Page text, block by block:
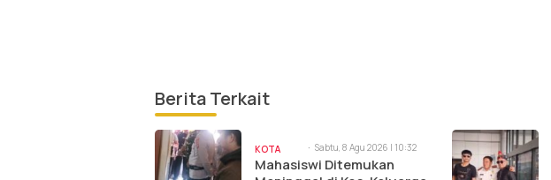
Berita Terkait
KOTA
PALU
Sabtu, 8 Agu 2026 | 10:32
am
Mahasiswi Ditemukan